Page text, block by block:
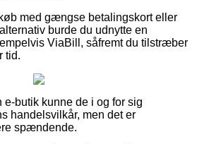
med gængse betalingskort eller
burde du udnytte en
ViaBill, såfremt du tilstræber
tid.
e-butik kunne de i og for sig
handelsvilkår, men det er
spændende.